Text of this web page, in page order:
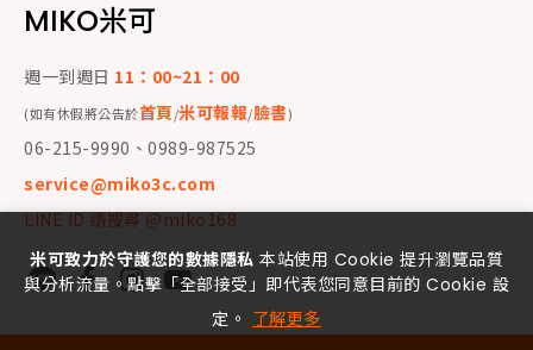
MIKO米可
週一到週日 11：00~21：00
(如有休假將公告於首頁/米可報報/臉書)
06-215-9990、0989-987525
service@miko3c.com
LINE ID 請搜尋 @miko168
米可致力於守護您的數據隱私 本站使用 Cookie 提升瀏覽品質
與分析流量。點擊「全部接受」即代表您同意目前的 Cookie 設
定。 了解更多